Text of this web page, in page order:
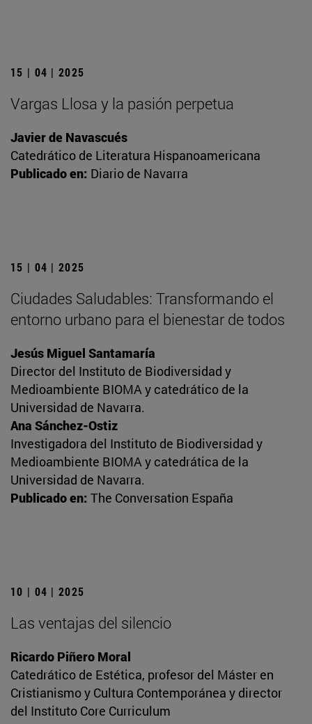
15 | 04 | 2025
Vargas Llosa y la pasión perpetua
Javier de Navascués
Catedrático de Literatura Hispanoamericana
Publicado en: Diario de Navarra
15 | 04 | 2025
Ciudades Saludables: Transformando el
entorno urbano para el bienestar de todos
Jesús Miguel Santamaría
Director del Instituto de Biodiversidad y
Medioambiente BIOMA y catedrático de la
Universidad de Navarra.
Ana Sánchez-Ostiz
Investigadora del Instituto de Biodiversidad y
Medioambiente BIOMA y catedrática de la
Universidad de Navarra.
Publicado en: The Conversation España
10 | 04 | 2025
Las ventajas del silencio
Ricardo Piñero Moral
Catedrático de Estética, profesor del Máster en
Cristianismo y Cultura Contemporánea y director
del Instituto Core Curriculum